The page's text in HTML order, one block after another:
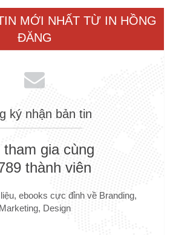
MỚI NHẤT TỪ IN HỒNG
ĐĂNG
ký nhận bản tin
tham gia cùng
thành viên
ebooks cực đỉnh về Branding,
Marketing, Design